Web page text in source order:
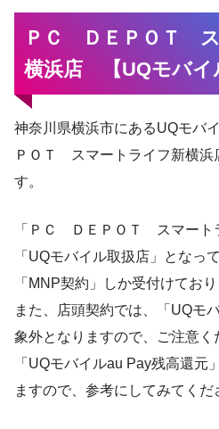
ＰＣ ＤＥＰＯＴ
横浜店 【UQモバイ
神奈川県横浜市にあるUQモバ
ＰＯＴ スマートライフ新横浜
す。
「ＰＣ ＤＥＰＯＴ スマート
「UQモバイル取扱店」となっ
「MNP契約」しか受付けており
また、店頭契約では、「UQモ
象外となりますので、ご注意く
「UQモバイルau Pay残高還元
ますので、参考にしてみてくだ